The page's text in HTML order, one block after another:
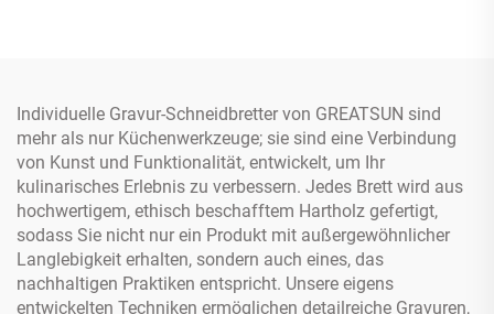
Individuelle Gravur-Schneidbretter von GREATSUN sind
mehr als nur Küchenwerkzeuge; sie sind eine Verbindung
von Kunst und Funktionalität, entwickelt, um Ihr
kulinarisches Erlebnis zu verbessern. Jedes Brett wird aus
hochwertigem, ethisch beschafftem Hartholz gefertigt,
sodass Sie nicht nur ein Produkt mit außergewöhnlicher
Langlebigkeit erhalten, sondern auch eines, das
nachhaltigen Praktiken entspricht. Unsere eigens
entwickelten Techniken ermöglichen detailreiche Gravuren,